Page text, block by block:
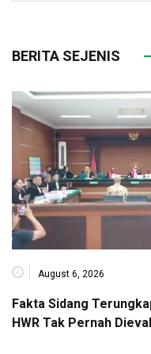
BERITA SEJENIS
August 6, 2026
Fakta Sidang
HWR Tak Pernah